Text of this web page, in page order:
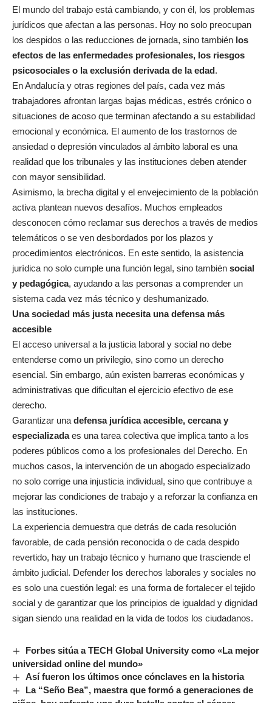
El mundo del trabajo está cambiando, y con él, los problemas
jurídicos que afectan a las personas. Hoy no solo preocupan
los despidos o las reducciones de jornada, sino también los
efectos de las enfermedades profesionales, los riesgos
psicosociales o la exclusión derivada de la edad.
En Andalucía y otras regiones del país, cada vez más
trabajadores afrontan largas bajas médicas, estrés crónico o
situaciones de acoso que terminan afectando a su estabilidad
emocional y económica. El aumento de los trastornos de
ansiedad o depresión vinculados al ámbito laboral es una
realidad que los tribunales y las instituciones deben atender
con mayor sensibilidad.
Asimismo, la brecha digital y el envejecimiento de la población
activa plantean nuevos desafíos. Muchos empleados
desconocen cómo reclamar sus derechos a través de medios
telemáticos o se ven desbordados por los plazos y
procedimientos electrónicos. En este sentido, la asistencia
jurídica no solo cumple una función legal, sino también social
y pedagógica, ayudando a las personas a comprender un
sistema cada vez más técnico y deshumanizado.
Una sociedad más justa necesita una defensa más
accesible
El acceso universal a la justicia laboral y social no debe
entenderse como un privilegio, sino como un derecho
esencial. Sin embargo, aún existen barreras económicas y
administrativas que dificultan el ejercicio efectivo de ese
derecho.
Garantizar una defensa jurídica accesible, cercana y
especializadaes una tarea colectiva que implica tanto a los
poderes públicos como a los profesionales del Derecho. En
muchos casos, la intervención de un abogado especializado
no solo corrige una injusticia individual, sino que contribuye a
mejorar las condiciones de trabajo y a reforzar la confianza en
las instituciones.
La experiencia demuestra que detrás de cada resolución
favorable, de cada pensión reconocida o de cada despido
revertido, hay un trabajo técnico y humano que trasciende el
ámbito judicial. Defender los derechos laborales y sociales no
es solo una cuestión legal: es una forma de fortalecer el tejido
social y de garantizar que los principios de igualdad y dignidad
sigan siendo una realidad en la vida de todos los ciudadanos.
Forbes sitúa a TECH Global University como «La mejor
universidad online del mundo»
Así fueron los últimos once cónclaves en la historia
La “Seño Bea”, maestra que formó a generaciones de